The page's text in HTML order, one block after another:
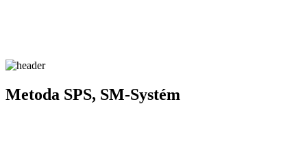
Metoda SPS, SM-Systém